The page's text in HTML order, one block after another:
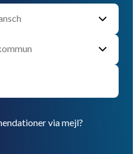
via mejl?